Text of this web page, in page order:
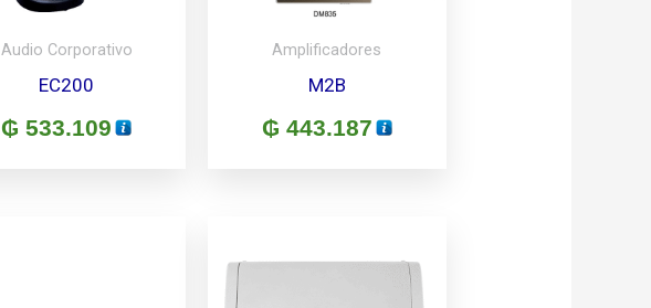
Audio Corporativo
EC200
₲ 533.109
Amplificadores
M2B
₲ 443.187